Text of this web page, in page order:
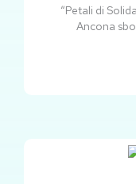
“Petali di
Ancona